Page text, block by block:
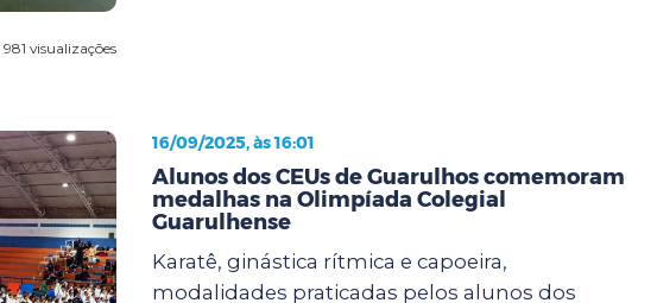
981 visualizações
16/09/2025, às 16:01
Alunos dos CEUs de Guarulhos comemoram
medalhas na Olimpíada Colegial
Guarulhense
Karatê, ginástica rítmica e capoeira,
modalidades praticadas pelos alunos dos